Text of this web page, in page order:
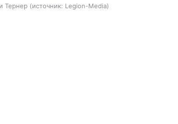
Тернер источник: Legion-Media